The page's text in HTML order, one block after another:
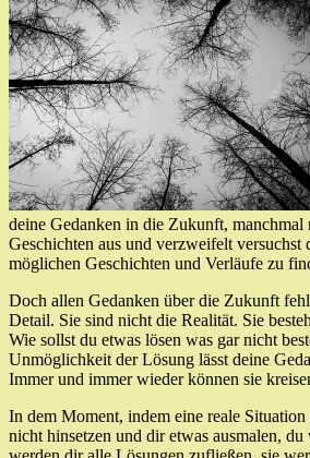
deine Gedanken in die Zukunft, manchmal
Geschichten aus und verzweifelt versuchst
möglichen Geschichten und Verläufe zu
Doch allen Gedanken über die Zukunft
Detail. Sie sind nicht die Realität. Sie
Wie sollst du etwas lösen was gar nicht
Unmöglichkeit der Lösung lässt deine
Immer und immer wieder können sie
In dem Moment, indem eine reale
nicht hinsetzen und dir etwas ausmalen,